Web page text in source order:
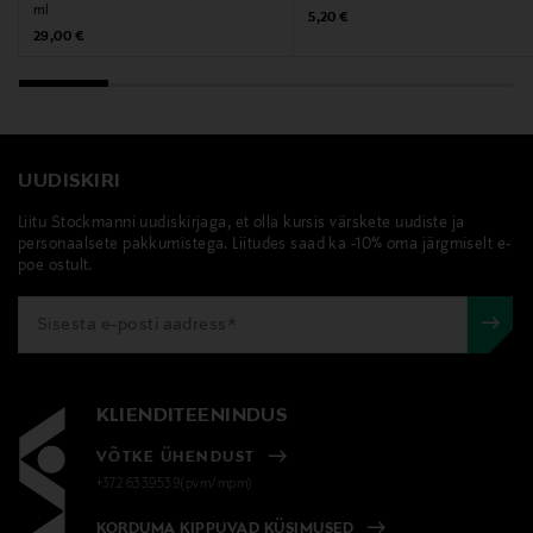
ml
Original Price
29,00 €
Original Price
5,20 €
UUDISKIRI
Liitu Stockmanni uudiskirjaga, et olla kursis värskete uudiste ja
personaalsete pakkumistega. Liitudes saad ka -10% oma järgmiselt e-
poe ostult.
KLIENDITEENINDUS
VÕTKE ÜHENDUST
+372 6339539(pvm/mpm)
KORDUMA KIPPUVAD KÜSIMUSED